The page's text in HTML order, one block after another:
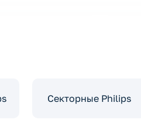
Секторные Philips